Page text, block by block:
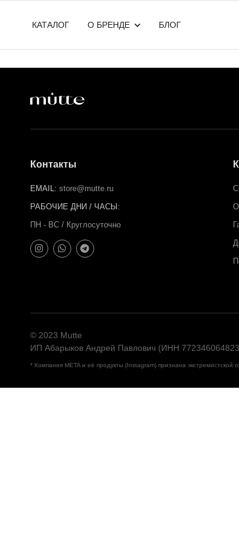
КАТАЛОГ О БРЕНДЕ БЛОГ
Контакты
EMAIL: store@mutte.ru
РАБОЧИЕ ДНИ / ЧАСЫ:
ПН - ВС / Круглосуточно
© 2023 Mutte
ИП Абарыков Андрей Павлович (ИНН
* Компания META и её продукты (Instagram) признана экстремистской